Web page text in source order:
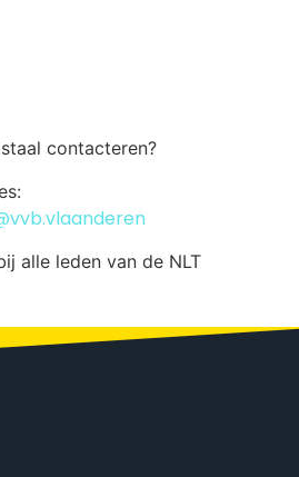
contacteren?
alle leden van de NLT